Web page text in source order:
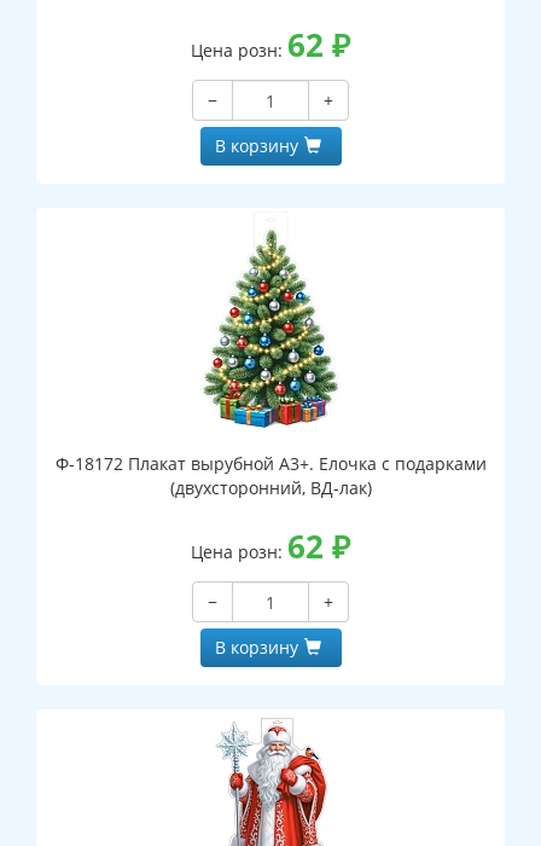
Цена розн: 62 ₽
−
+
В корзину
Ф-18172 Плакат вырубной А3+. Елочка с подарками
(двухсторонний, ВД-лак)
Цена розн: 62 ₽
−
+
В корзину